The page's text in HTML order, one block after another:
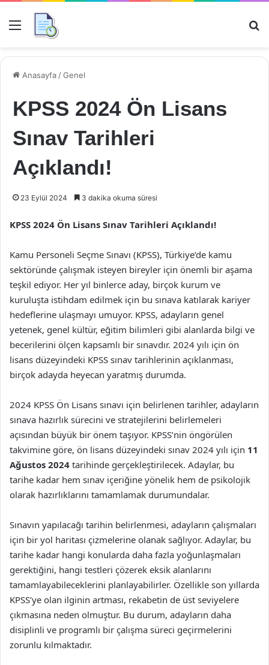
Menü
Anasayfa /Genel
KPSS 2024 Ön Lisans
Sınav Tarihleri
Açıklandı!
23 Eylül 2024 3 dakika okuma süresi
KPSS 2024 Ön Lisans Sınav Tarihleri Açıklandı!
Kamu Personeli Seçme Sınavı (KPSS), Türkiye’de kamu
sektöründe çalışmak isteyen bireyler için önemli bir aşama
teşkil ediyor. Her yıl binlerce aday, birçok kurum ve
kuruluşta istihdam edilmek için bu sınava katılarak kariyer
hedeflerine ulaşmayı umuyor. KPSS, adayların genel
yetenek, genel kültür, eğitim bilimleri gibi alanlarda bilgi ve
becerilerini ölçen kapsamlı bir sınavdır. 2024 yılı için ön
lisans düzeyindeki KPSS sınav tarihlerinin açıklanması,
birçok adayda heyecan yaratmış durumda.
2024 KPSS Ön Lisans sınavı için belirlenen tarihler, adayların
sınava hazırlık sürecini ve stratejilerini belirlemeleri
açısından büyük bir önem taşıyor. KPSS’nin öngörülen
takvimine göre, ön lisans düzeyindeki sınav 2024 yılı için 11
Ağustos 2024 tarihinde gerçekleştirilecek. Adaylar, bu
tarihe kadar hem sınav içeriğine yönelik hem de psikolojik
olarak hazırlıklarını tamamlamak durumundalar.
Sınavın yapılacağı tarihin belirlenmesi, adayların çalışmaları
için bir yol haritası çizmelerine olanak sağlıyor. Adaylar, bu
tarihe kadar hangi konularda daha fazla yoğunlaşmaları
gerektiğini, hangi testleri çözerek eksik alanlarını
tamamlayabileceklerini planlayabilirler. Özellikle son yıllarda
KPSS’ye olan ilginin artması, rekabetin de üst seviyelere
çıkmasına neden olmuştur. Bu durum, adayların daha
disiplinli ve programlı bir çalışma süreci geçirmelerini
zorunlu kılmaktadır.